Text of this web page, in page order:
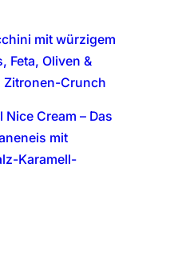
mit würzigem
Feta, Oliven &
Zitronen-Crunch
Nice Cream – Das
mit
Karamell-